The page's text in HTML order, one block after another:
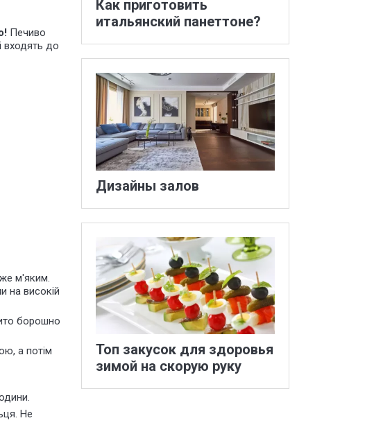
Печиво
входять до
м'яким.
на високій
борошно
а потім
Не
Как приготовить
итальянский панеттоне?
Дизайны залов
Топ закусок для здоровья
зимой на скорую руку